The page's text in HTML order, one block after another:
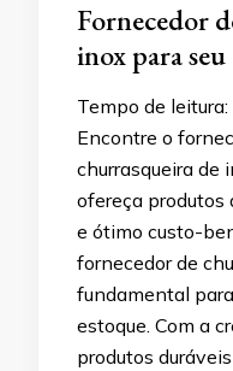
Fornecedor
inox para
Tempo de leitura:
Encontre o
churrasqueira de
ofereça produtos
e ótimo custo-
fornecedor de
fundamental
estoque. Com a
produtos